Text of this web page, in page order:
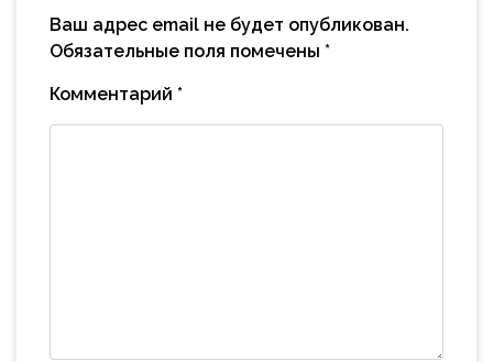
Ваш адрес email не будет опубликован.
Обязательные поля помечены *
Комментарий *